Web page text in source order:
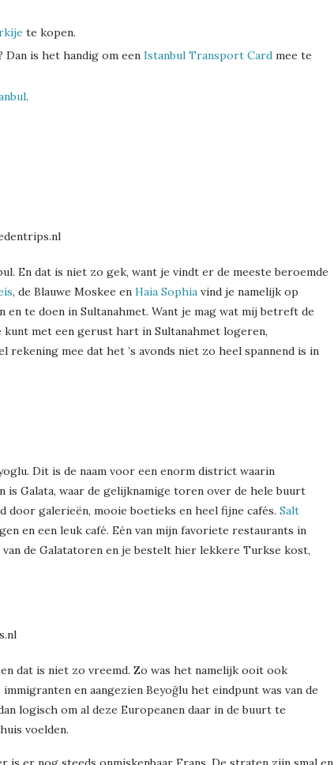
te kopen.
is het handig om een Istanbul Transport Card mee te
.
En dat is niet zo gek, want je vindt er de meeste beroemde
, de Blauwe Moskee en Haia Sophia vind je namelijk op
te doen in Sultanahmet. Want je mag wat mij betreft de
kunt met een gerust hart in Sultanahmet logeren,
rekening mee dat het ’s avonds niet zo heel spannend is in
Dit is de naam voor een enorm district waarin
is Galata, waar de gelijknamige toren over de hele buurt
galerieën, mooie boetieks en heel fijne cafés. Salt
en een leuk café. Eén van mijn favoriete restaurants in
de Galatatoren en je bestelt hier lekkere Turkse kost,
dat is niet zo vreemd. Zo was het namelijk ooit ook
en aangezien Beyoğlu het eindpunt was van de
logisch om al deze Europeanen daar in de buurt te
voelden.